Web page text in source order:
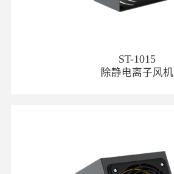
ST-1015
除静电离子风机